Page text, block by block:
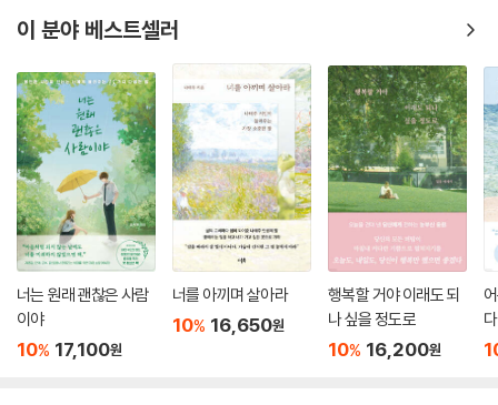
이 분야 베스트셀러
너는 원래 괜찮은 사람
이야
10% 17,100원
너를 아끼며 살아라
10% 16,650원
행복할 거야 이래도 되
나 싶을 정도로
10% 16,200원
다